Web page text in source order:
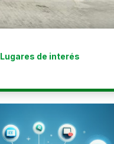
Lugares de interés